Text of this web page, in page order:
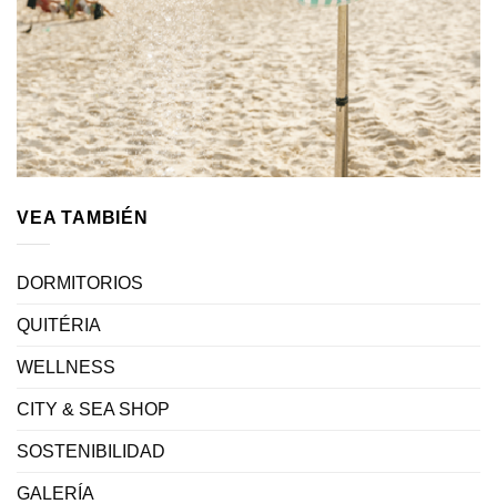
VEA TAMBIÉN
DORMITORIOS
QUITÉRIA
WELLNESS
CITY & SEA SHOP
SOSTENIBILIDAD
GALERÍA